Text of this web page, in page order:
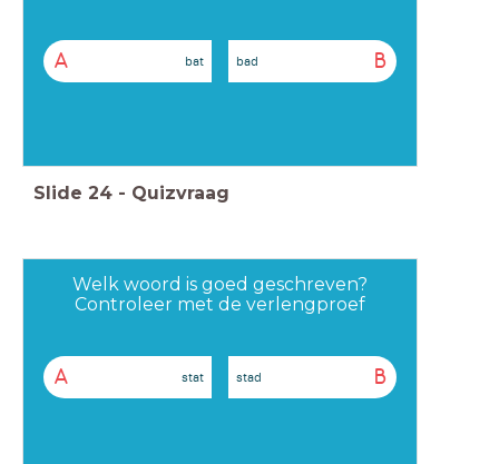
A bat B
bad
Slide 24 - Quizvraag
Welk woord is goed geschreven?
Controleer met de verlengproef
A stat B
stad